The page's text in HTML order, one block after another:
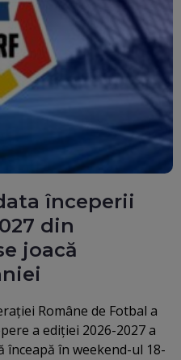
începerii
din
joacă
Române de Fotbal a
a ediției 2026-2027 a
înceapă în weekend-ul 18-